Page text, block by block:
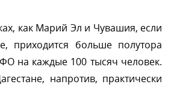
как Марий Эл и Чувашия, если
приходится больше полутора
на каждые 100 тысяч человек.
напротив, практически